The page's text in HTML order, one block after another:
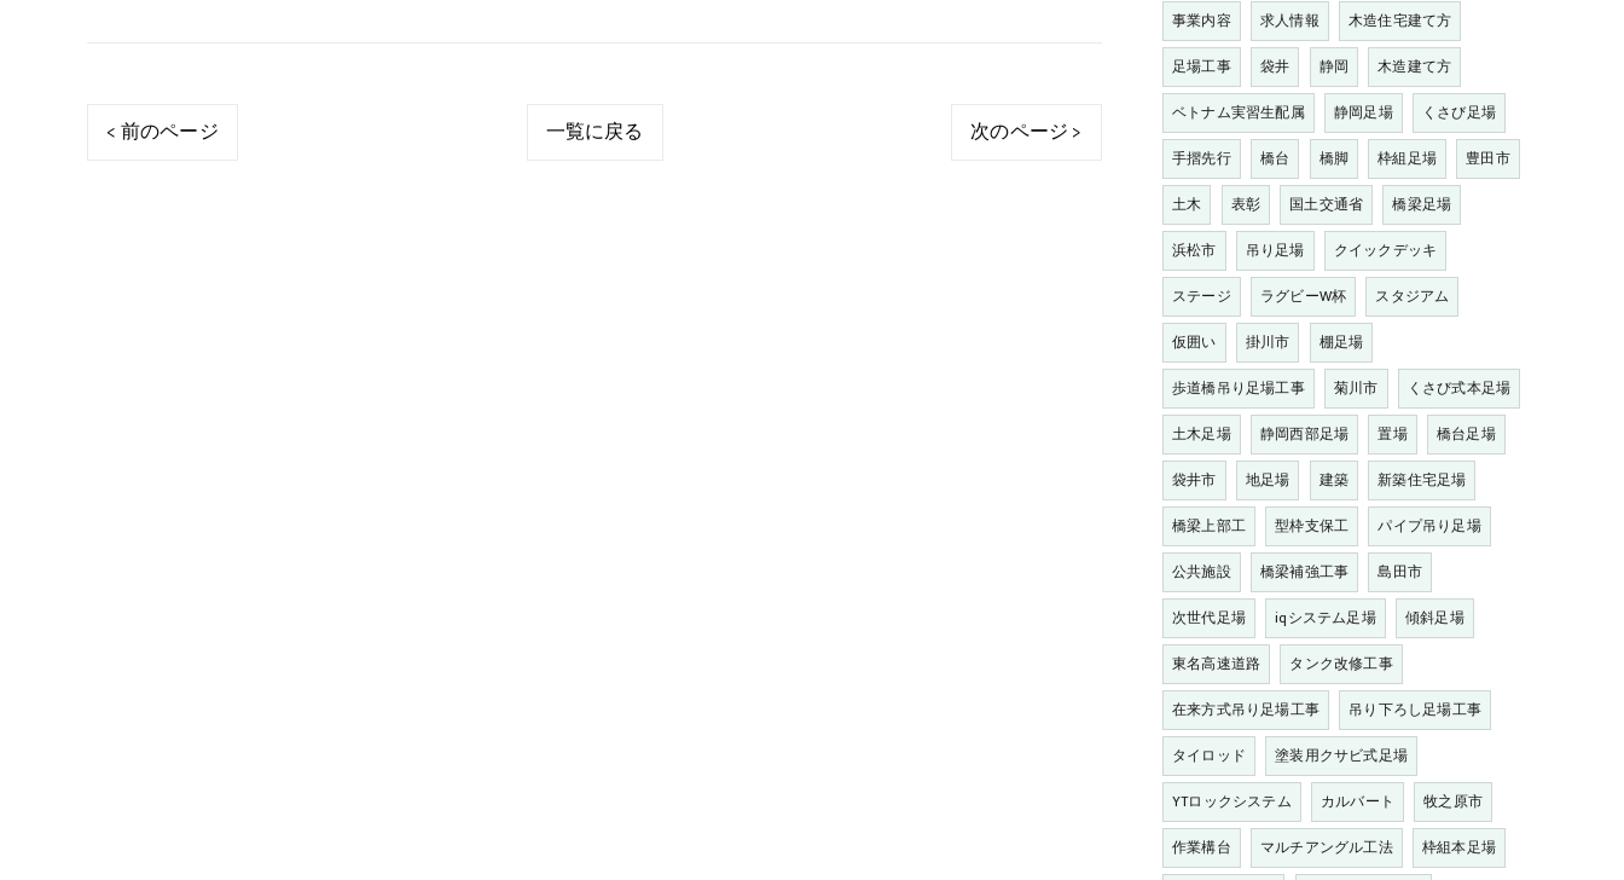
< 前のページ 一覧に戻る 次のページ >
事業内容
求人情報
木造住宅建て方
足場工事
袋井 静岡
木造建て方
ベトナム実習生配属
静岡足場
くさび足場
手摺先行
橋台 橋脚 枠組足場
豊田市
土木
表彰 国土交通省
橋梁足場
浜松市
吊り足場
クイックデッキ
ステージ
ラグビーW杯
スタジアム
仮囲い
掛川市
棚足場
歩道橋吊り足場工事
菊川市
くさび式本足場
土木足場
静岡西部足場 置場
橋台足場
袋井市
地足場 建築
新築住宅足場
橋梁上部工
型枠支保工
パイプ吊り足場
公共施設
橋梁補強工事
島田市
次世代足場
iqシステム足場
傾斜足場
東名高速道路
タンク改修工事
在来方式吊り足場工事
吊り下ろし足場工事
タイロッド
塗装用クサビ式足場
YTロックシステム
カルバート
牧之原市
作業構台
マルチアングル工法
枠組本足場